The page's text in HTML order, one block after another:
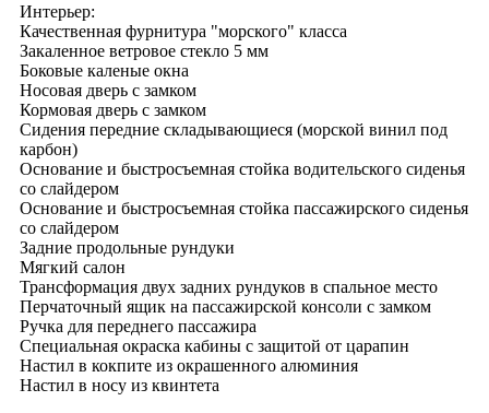
Интерьер:
Качественная фурнитура "морского" класса
Закаленное ветровое стекло 5 мм
Боковые каленые окна
Носовая дверь с замком
Кормовая дверь с замком
Сидения передние складывающиеся (морской винил под
карбон)
Основание и быстросъемная стойка водительского сиденья
со слайдером
Основание и быстросъемная стойка пассажирского сиденья
со слайдером
Задние продольные рундуки
Мягкий салон
Трансформация двух задних рундуков в спальное место
Перчаточный ящик на пассажирской консоли с замком
Ручка для переднего пассажира
Специальная окраска кабины с защитой от царапин
Настил в кокпите из окрашенного алюминия
Настил в носу из квинтета